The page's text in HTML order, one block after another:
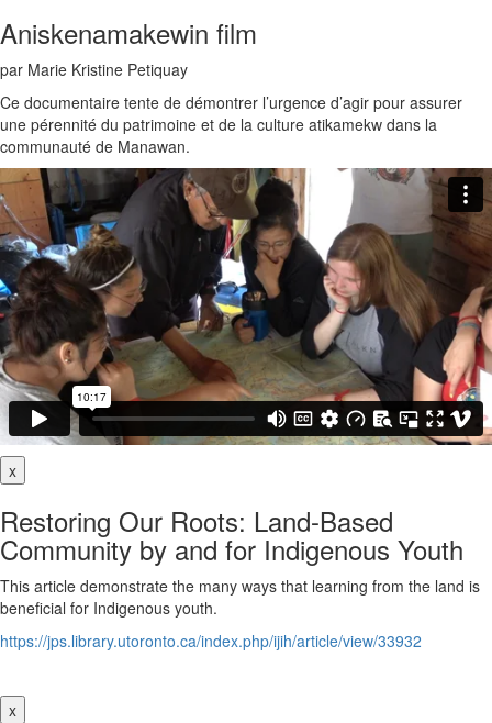
Aniskenamakewin film
par Marie Kristine Petiquay
Ce documentaire tente de démontrer l’urgence d’agir pour assurer
une pérennité du patrimoine et de la culture atikamekw dans la
communauté de Manawan.
x
Restoring Our Roots: Land-Based
Community by and for Indigenous Youth
This article demonstrate the many ways that learning from the land is
beneficial for Indigenous youth.
https://jps.library.utoronto.ca/index.php/ijih/article/view/33932
x